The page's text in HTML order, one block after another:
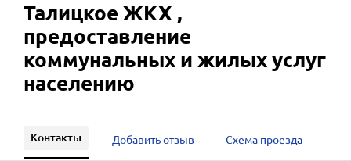
Талицкое ЖКХ ,
предоставление
коммунальных и жилых услуг
населению
Контакты Добавить отзыв Схема проезда